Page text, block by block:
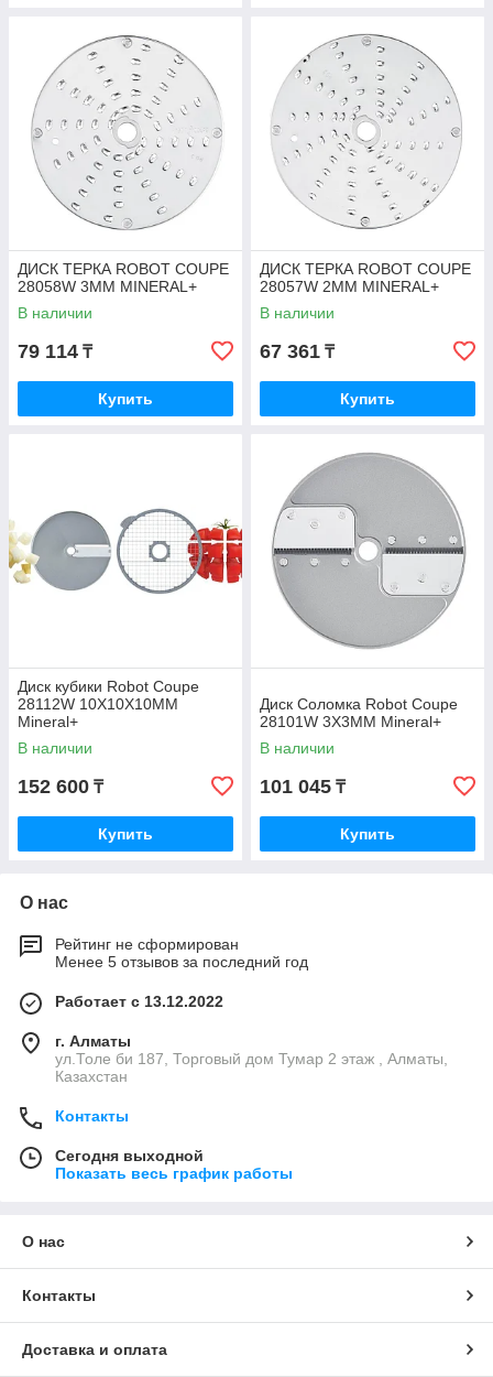
ДИСК ТЕРКА ROBOT COUPE
28058W 3ММ MINERAL+
В наличии
79 114 ₸
Купить
ДИСК ТЕРКА ROBOT COUPE
28057W 2ММ MINERAL+
В наличии
67 361 ₸
Купить
Диск кубики Robot Coupe
28112W 10Х10Х10ММ
Mineral+
В наличии
152 600 ₸
Купить
Диск Соломка Robot Coupe
28101W 3Х3ММ Mineral+
В наличии
101 045 ₸
Купить
О нас
Рейтинг не сформирован
Менее 5 отзывов за последний год
Работает с 13.12.2022
г. Алматы
ул.Толе би 187, Торговый дом Тумар 2 этаж , Алматы,
Казахстан
Контакты
Сегодня выходной
Показать весь график работы
О нас
Контакты
Доставка и оплата